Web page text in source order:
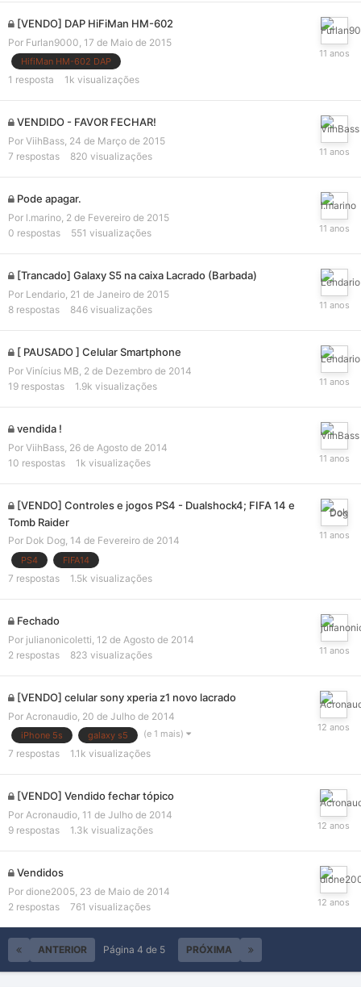
[VENDO] DAP HiFiMan HM-602
Por Furlan9000, 17 de Maio de 2015
HifiMan HM-602 DAP
1 resposta 1k visualizações
VENDIDO - FAVOR FECHAR!
Por ViihBass, 24 de Março de 2015
7 respostas 820 visualizações
Pode apagar.
Por l.marino, 2 de Fevereiro de 2015
0 respostas 551 visualizações
[Trancado] Galaxy S5 na caixa Lacrado (Barbada)
Por Lendario, 21 de Janeiro de 2015
8 respostas 846 visualizações
[ PAUSADO ] Celular Smartphone
Por Vinícius MB, 2 de Dezembro de 2014
19 respostas 1.9k visualizações
vendida !
Por ViihBass, 26 de Agosto de 2014
10 respostas 1k visualizações
[VENDO] Controles e jogos PS4 - Dualshock4; FIFA 14 e
Tomb Raider
Por Dok Dog, 14 de Fevereiro de 2014
PS4 FIFA14
7 respostas 1.5k visualizações
Fechado
Por julianonicoletti 12 de Agosto de 2014
2 respostas 823 visualizações
[VENDO] celular sony xperia z1 novo lacrado
Por Acronaudio 20 de Julho de 2014
iPhone 5s galaxy s5 (e 1 mais)
7 respostas 1.1k visualizações
[VENDO] Vendido fechar tópico
Por Acronaudio 11 de Julho de 2014
9 respostas 1.3k visualizações
Vendidos
Por dione2005 23 de Maio de 2014
2 respostas 761 visualizações
ANTERIOR PRÓXIMA
Página 4 de 5